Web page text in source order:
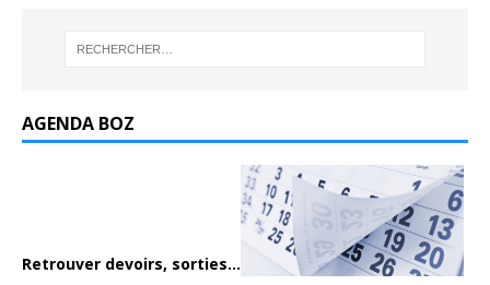
AGENDA BOZ
Retrouver devoirs, sorties...